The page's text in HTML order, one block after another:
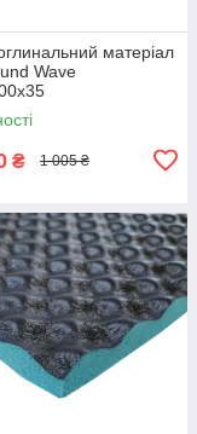
матеріал
Wave
₴ 1 005 ₴